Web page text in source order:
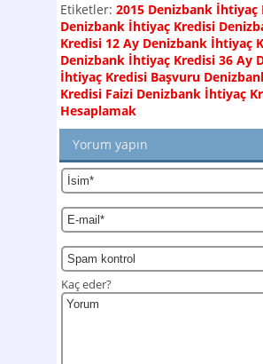
Etiketler: 2015 Denizbank İhtiyaç
Denizbank İhtiyaç Kredisi
Kredisi 12 Ay Denizbank İhtiyaç
Denizbank İhtiyaç Kredisi 36 Ay
İhtiyaç Kredisi Başvuru
Kredisi Faizi Denizbank İhtiyaç
Hesaplamak
Yorum yapın
Kaç eder?